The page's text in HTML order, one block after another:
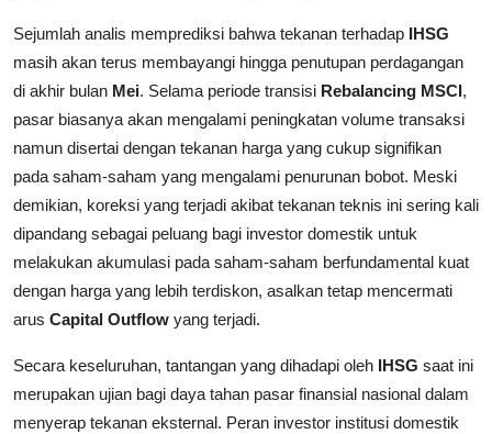
Sejumlah analis memprediksi bahwa tekanan terhadap IHSG
masih akan terus membayangi hingga penutupan perdagangan
di akhir bulan Mei. Selama periode transisi Rebalancing MSCI,
pasar biasanya akan mengalami peningkatan volume transaksi
namun disertai dengan tekanan harga yang cukup signifikan
pada saham-saham yang mengalami penurunan bobot. Meski
demikian, koreksi yang terjadi akibat tekanan teknis ini sering kali
dipandang sebagai peluang bagi investor domestik untuk
melakukan akumulasi pada saham-saham berfundamental kuat
dengan harga yang lebih terdiskon, asalkan tetap mencermati
arus Capital Outflow yang terjadi.
Secara keseluruhan, tantangan yang dihadapi oleh IHSG saat ini
merupakan ujian bagi daya tahan pasar finansial nasional dalam
menyerap tekanan eksternal. Peran investor institusi domestik